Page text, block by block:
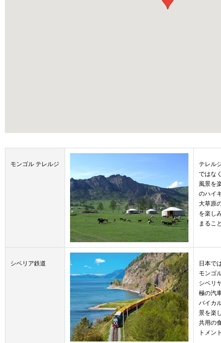
モンゴル テレルジ
テレル
ではな
風景を
のハイ
大草原
を楽し
まるこ
シベリア鉄道
日本で
モンゴ
シベリ
極の汽
バイカ
景を楽
共用の
トメン